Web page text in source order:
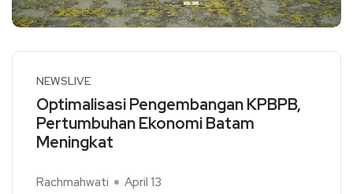
NEWSLIVE
Optimalisasi Pengembangan KPBPB,
Pertumbuhan Ekonomi Batam
Meningkat
Rachmahwati April 13